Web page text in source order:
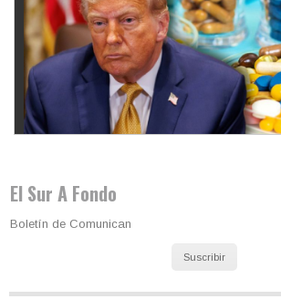
Los latinos le van dando la espalda a Trump